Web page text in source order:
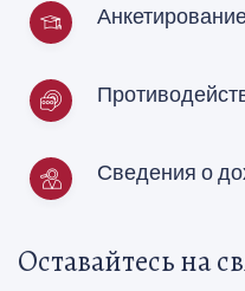
Сведения о
Оставайтесь на